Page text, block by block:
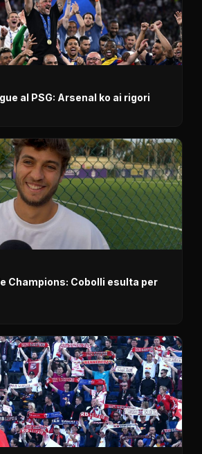
al PSG: Arsenal ko ai rigori
Champions: Cobolli esulta per